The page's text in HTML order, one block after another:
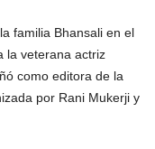
familia Bhansali en el
la veterana actriz
como editora de la
por Rani Mukerji y